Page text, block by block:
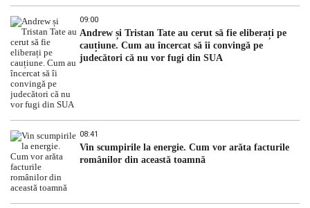
09:00
Andrew și Tristan Tate au cerut să fie eliberați pe
cauțiune. Cum au încercat să îi convingă pe
judecători că nu vor fugi din SUA
08:41
Vin scumpirile la energie. Cum vor arăta facturile
românilor din această toamnă